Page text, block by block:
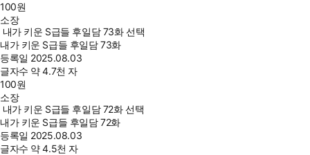
100원
소장
내가 키운 S급들 후일담 73화 선택
내가 키운 S급들 후일담 73화
등록일 2025.08.03
글자수 약 4.7천 자
100원
소장
내가 키운 S급들 후일담 72화 선택
내가 키운 S급들 후일담 72화
등록일 2025.08.03
글자수 약 4.5천 자